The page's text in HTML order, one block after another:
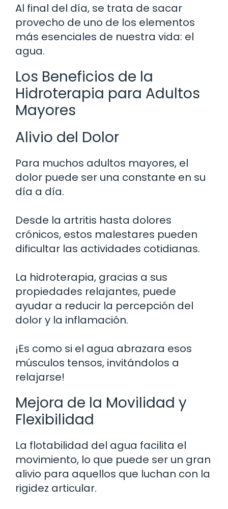
Al final del día, se trata de sacar
provecho de uno de los elementos
más esenciales de nuestra vida: el
agua.
Los Beneficios de la
Hidroterapia para Adultos
Mayores
Alivio del Dolor
Para muchos adultos mayores, el
dolor puede ser una constante en su
día a día.
Desde la artritis hasta dolores
crónicos, estos malestares pueden
dificultar las actividades cotidianas.
La hidroterapia, gracias a sus
propiedades relajantes, puede
ayudar a reducir la percepción del
dolor y la inflamación.
¡Es como si el agua abrazara esos
músculos tensos, invitándolos a
relajarse!
Mejora de la Movilidad y
Flexibilidad
La flotabilidad del agua facilita el
movimiento, lo que puede ser un gran
alivio para aquellos que luchan con la
rigidez articular.